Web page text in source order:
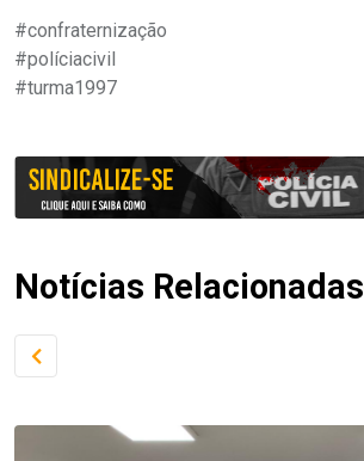
#confraternização
#políciacivil
#turma1997
Notícias Relacionadas